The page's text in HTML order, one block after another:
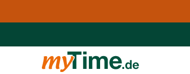
Zur Navigation springen